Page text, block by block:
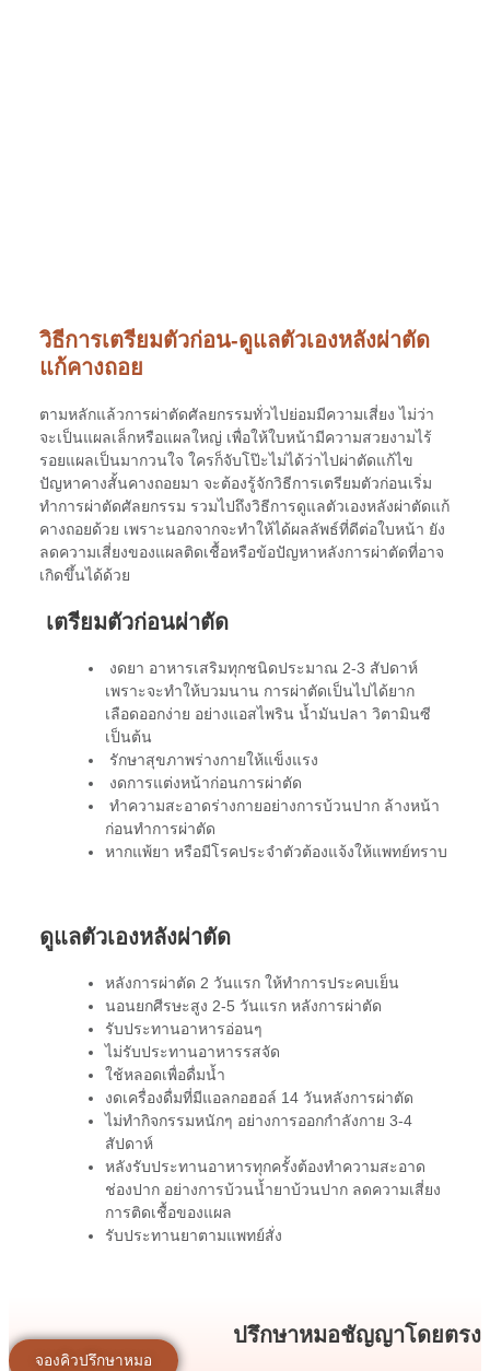
วิธีการเตรียมตัวก่อน-ดูแลตัวเองหลังผ่าตัด
แก้คางถอย
ตามหลักแล้วการผ่าตัดศัลยกรรมทั่วไปย่อมมีความเสี่ยง ไม่ว่า
จะเป็นแผลเล็กหรือแผลใหญ่ เพื่อให้ใบหน้ามีความสวยงามไร้
รอยแผลเป็นมากวนใจ ใครก็จับโป๊ะไม่ได้ว่าไปผ่าตัดแก้ไข
ปัญหาคางสั้นคางถอยมา จะต้องรู้จักวิธีการเตรียมตัวก่อนเริ่ม
ทำการผ่าตัดศัลยกรรม รวมไปถึงวิธีการดูแลตัวเองหลังผ่าตัดแก้
คางถอยด้วย เพราะนอกจากจะทำให้ได้ผลลัพธ์ที่ดีต่อใบหน้า ยัง
ลดความเสี่ยงของแผลติดเชื้อหรือข้อปัญหาหลังการผ่าตัดที่อาจ
เกิดขึ้นได้ด้วย
เตรียมตัวก่อนผ่าตัด
งดยา อาหารเสริมทุกชนิดประมาณ 2-3 สัปดาห์
เพราะจะทำให้บวมนาน การผ่าตัดเป็นไปได้ยาก
เลือดออกง่าย อย่างแอสไพริน น้ำมันปลา วิตามินซี
เป็นต้น
รักษาสุขภาพร่างกายให้แข็งแรง
งดการแต่งหน้าก่อนการผ่าตัด
ทำความสะอาดร่างกายอย่างการบ้วนปาก ล้างหน้า
ก่อนทำการผ่าตัด
หากแพ้ยา หรือมีโรคประจำตัวต้องแจ้งให้แพทย์ทราบ
ดูแลตัวเองหลังผ่าตัด
หลังการผ่าตัด 2 วันแรก ให้ทำการประคบเย็น
นอนยกศีรษะสูง 2-5 วันแรก หลังการผ่าตัด
รับประทานอาหารอ่อนๆ
ไม่รับประทานอาหารรสจัด
ใช้หลอดเพื่อดื่มน้ำ
งดเครื่องดื่มที่มีแอลกอฮอล์ 14 วันหลังการผ่าตัด
ไม่ทำกิจกรรมหนักๆ อย่างการออกกำลังกาย 3-4
สัปดาห์
หลังรับประทานอาหารทุกครั้งต้องทำความสะอาด
ช่องปาก อย่างการบ้วนน้ำยาบ้วนปาก ลดความเสี่ยง
การติดเชื้อของแผล
รับประทานยาตามแพทย์สั่ง
ปรึกษาหมอชัญญาโดยตรง
จองคิวปรึกษาหมอ